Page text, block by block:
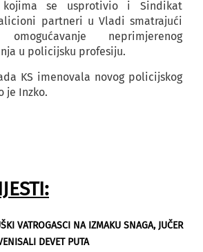
kojima se usprotivio i Sindikat
partneri u Vladi smatrajući
omogućavanje neprimjerenog
u policijsku profesiju.
KS imenovala novog policijskog
je Inzko.
VATROGASCI NA IZMAKU SNAGA, JUČER
DEVET PUTA